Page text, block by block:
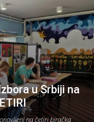
u Srbiji na
na četiri biračka